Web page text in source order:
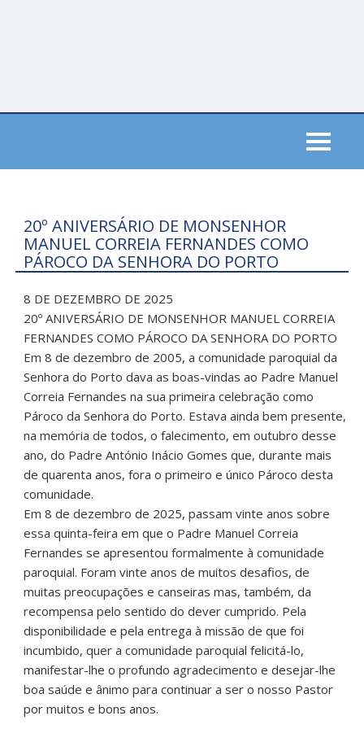
Toggle
20º ANIVERSÁRIO DE MONSENHOR
MANUEL CORREIA FERNANDES COMO
PÁROCO DA SENHORA DO PORTO
8 DE DEZEMBRO DE 2025
20º ANIVERSÁRIO DE MONSENHOR MANUEL CORREIA
FERNANDES COMO PÁROCO DA SENHORA DO PORTO
Em 8 de dezembro de 2005, a comunidade paroquial da
Senhora do Porto dava as boas-vindas ao Padre Manuel
Correia Fernandes na sua primeira celebração como
Pároco da Senhora do Porto. Estava ainda bem presente,
na memória de todos, o falecimento, em outubro desse
ano, do Padre António Inácio Gomes que, durante mais
de quarenta anos, fora o primeiro e único Pároco desta
comunidade.
Em 8 de dezembro de 2025, passam vinte anos sobre
essa quinta-feira em que o Padre Manuel Correia
Fernandes se apresentou formalmente à comunidade
paroquial. Foram vinte anos de muitos desafios, de
muitas preocupações e canseiras mas, também, da
recompensa pelo sentido do dever cumprido. Pela
disponibilidade e pela entrega à missão de que foi
incumbido, quer a comunidade paroquial felicitá-lo,
manifestar-lhe o profundo agradecimento e desejar-lhe
boa saúde e ânimo para continuar a ser o nosso Pastor
por muitos e bons anos.